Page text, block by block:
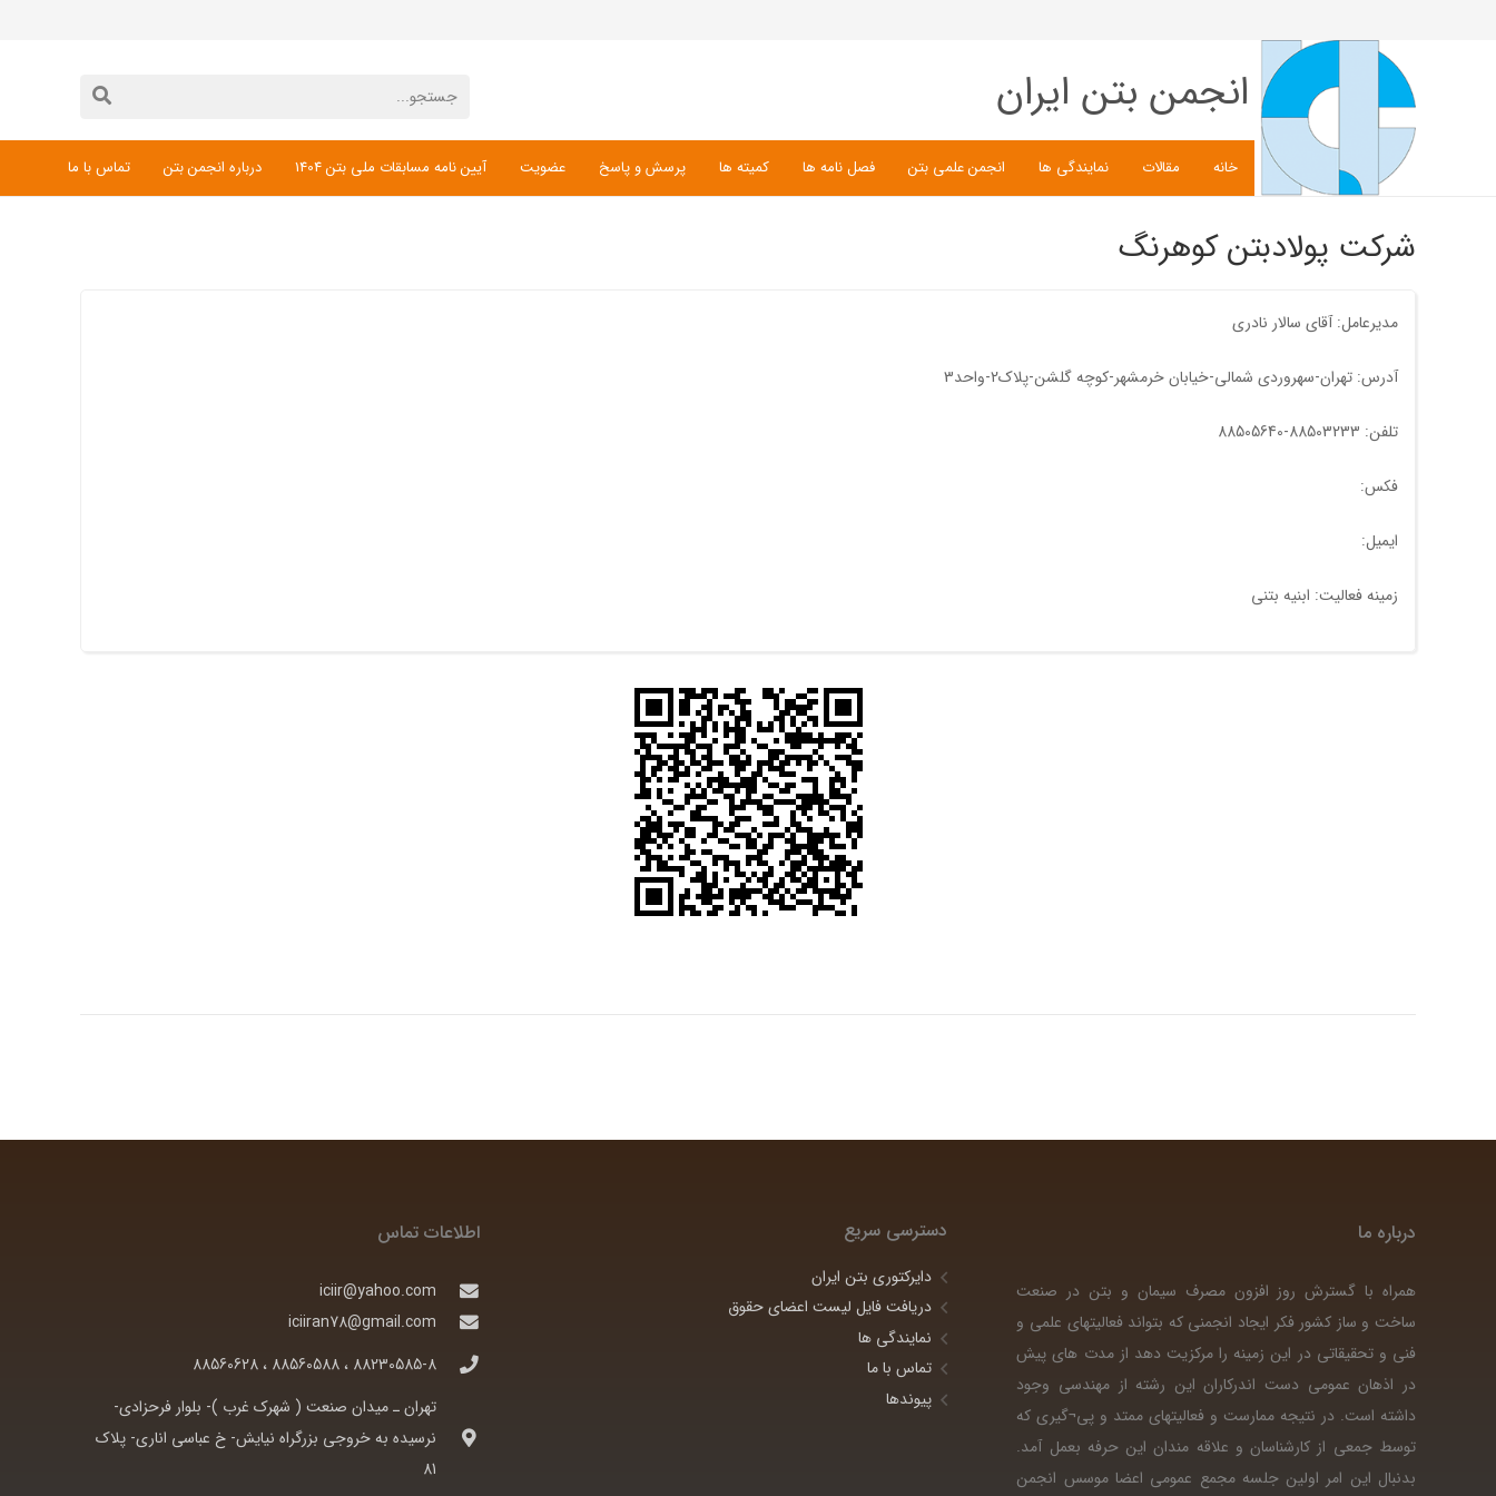
انجمن بتن ایران
خانه مقالات نمایندگی ها انجمن علمی بتن فصل نامه ها کمیته ها پرسش و پاسخ عضویت آیین نامه مسابقات ملی بتن 1404 درباره انجمن بتن تماس با ما
شرکت پولادبتن کوهرنگ
مدیرعامل: آقای سالار نادری
آدرس: تهران-سهروردی شمالی-خیابان خرمشهر-کوچه گلشن-پلاک2-واحد3
تلفن: 88503233-88505640
فکس:
ایمیل:
زمینه فعالیت: ابنیه بتنی
درباره ما
همراه با گسترش روز افزون مصرف سیمان و بتن در صنعت
ساخت و ساز کشور فکر ایجاد انجمنی که بتواند فعالیتهای علمی و
فنی و تحقیقاتی در این زمینه را مرکزیت دهد از مدت های پیش
در اذهان عمومی دست اندرکاران این رشته از مهندسی وجود
داشته است. در نتیجه ممارست و فعالیتهای ممتد و پی¬گیری که
توسط جمعی از کارشناسان و علاقه مندان این حرفه بعمل آمد.
بدنبال این امر اولین جلسه مجمع عمومی اعضا موسس انجمن
دسترسی سریع
دایرکتوری بتن ایران
دریافت فایل لیست اعضای حقوق
نمایندگی ها
تماس با ما
پیوندها
اطلاعات تماس
iciir@yahoo.com
iciiran78@gmail.com
88230585-8 ، 88560588 ، 88560628
تهران ـ ميدان صنعت ( شهرک غرب )- بلوار فرحزادی-
نرسيده به خروجی بزرگراه نيايش- خ عباسی اناری- پلاک
81